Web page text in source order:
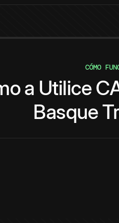
CÓMO
a Utilice
Basque